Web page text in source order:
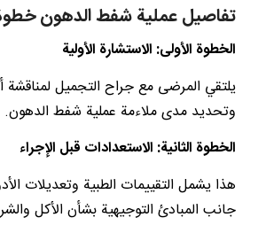
تفاصيل عملية شفط الدهون
الخطوة الأولى: الاستشارة الأولية
يلتقي المرضى مع جراح التجميل
وتحديد مدى ملاءمة عملية شفط الدهون.
الخطوة الثانية: الاستعدادات قبل الإجراء
هذا يشمل التقييمات الطبية وتعديلات
جانب المبادئ التوجيهية بشأن الأكل